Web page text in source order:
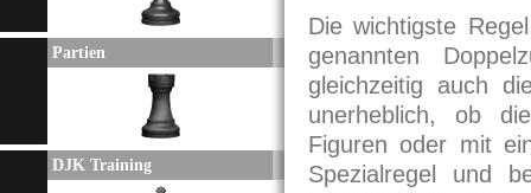
Partien
DJK Training
Die wichtigste
genannten
gleichzeitig auch
unerheblich, ob
Figuren oder mit
Spezialregel und